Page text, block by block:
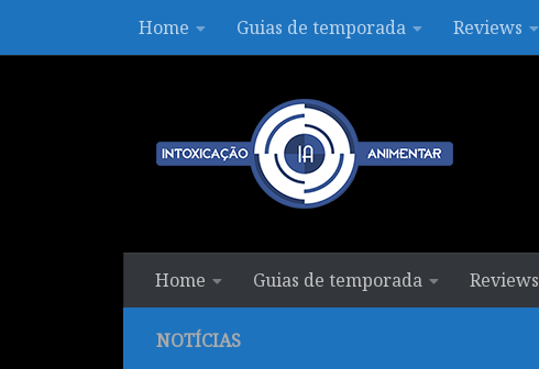
Skip to contentHome Guias de temporada Reviews
Home Guias de temporada Reviews
NOTÍCIAS